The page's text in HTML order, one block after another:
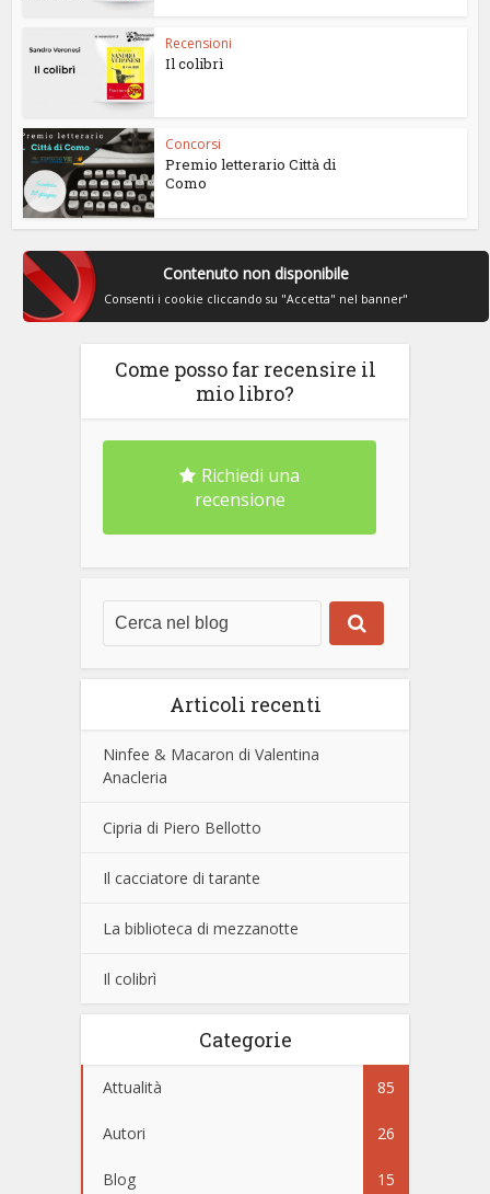
Recensioni
Il colibrì
Concorsi
Premio letterario Città di
Como
Contenuto non disponibile
Consenti i cookie cliccando su "Accetta" nel banner"
Come posso far recensire il
mio libro?
Richiedi una
recensione
Articoli recenti
Ninfee & Macaron di Valentina
Anacleria
Cipria di Piero Bellotto
Il cacciatore di tarante
La biblioteca di mezzanotte
Il colibrì
Categorie
Attualità 85
Autori 26
Blog 15